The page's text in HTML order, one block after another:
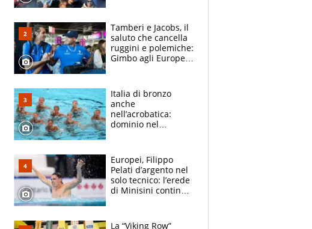
un caso
Tamberi e Jacobs, il
saluto che cancella
ruggini e polemiche:
Gimbo agli Europei
Italia di bronzo
anche
nell’acrobatica:
dominio nel
e compagni
continuare
Europei, Filippo
Pelati d’argento nel
solo tecnico: l’erede
di Minisini continua
mirino
La “Viking Row”